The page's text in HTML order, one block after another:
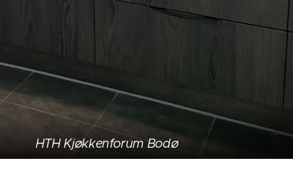
HTH Kjøkkenforum Bodø